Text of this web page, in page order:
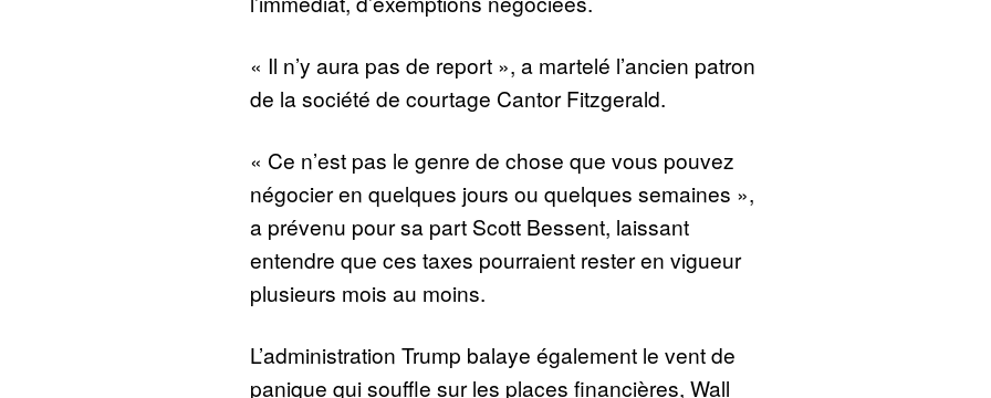
« Il n’y aura pas de report », a martelé l’ancien patron
de la société de courtage Cantor Fitzgerald.
« Ce n’est pas le genre de chose que vous pouvez
négocier en quelques jours ou quelques semaines »,
a prévenu pour sa part Scott Bessent, laissant
entendre que ces taxes pourraient rester en vigueur
plusieurs mois au moins.
L’administration Trump balaye également le vent de
panique qui souffle sur les places financières, Wall